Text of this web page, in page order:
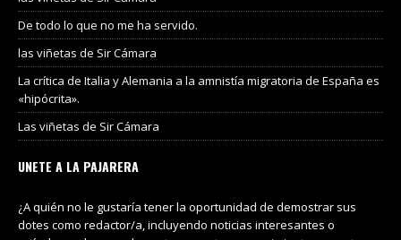
De todo lo que no me ha servido.
las viñetas de Sir Cámara
La crítica de Italia y Alemania a la amnistía migratoria de España es
«hipócrita».
Las viñetas de Sir Cámara
UNETE A LA PAJARERA
¿A quién no le gustaría tener la oportunidad de demostrar sus
dotes como redactor/a, incluyendo noticias interesantes o